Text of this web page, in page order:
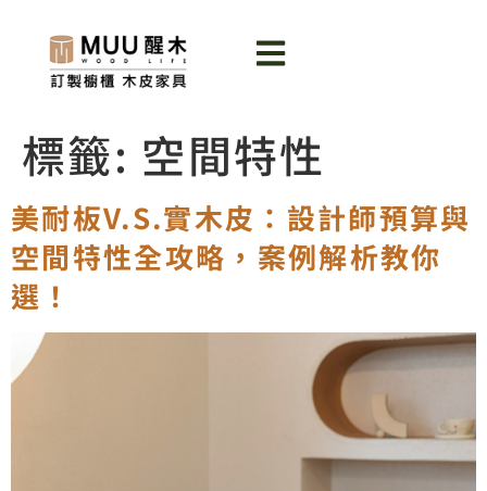
標籤: 空間特性
美耐板V.S.實木皮：設計師預算與
空間特性全攻略，案例解析教你
選！